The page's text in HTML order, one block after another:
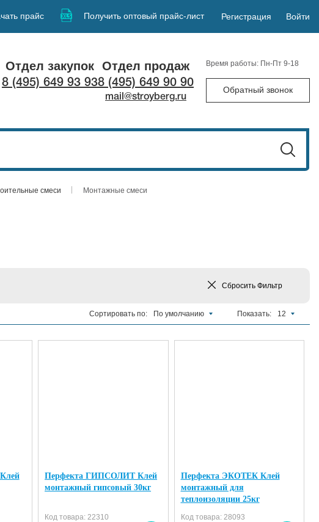
прайс Получить оптовый прайс-лист Регистрация Войти
Отдел закупок
8 (495) 649 93 93
Отдел продаж
8 (495) 649 90 90
mail@stroyberg.ru
Время работы: Пн-Пт 9-18
Обратный звонок
смеси Монтажные смеси
Сбросить Фильтр
Сортировать по: По умолчанию Показать: 12
Перфекта ГИПСОЛИТ Клей
монтажный гипсовый 30кг
Код товара: 22310
Перфекта ЭКОТЕК Клей
монтажный для
теплоизоляции 25кг
Код товара: 28093